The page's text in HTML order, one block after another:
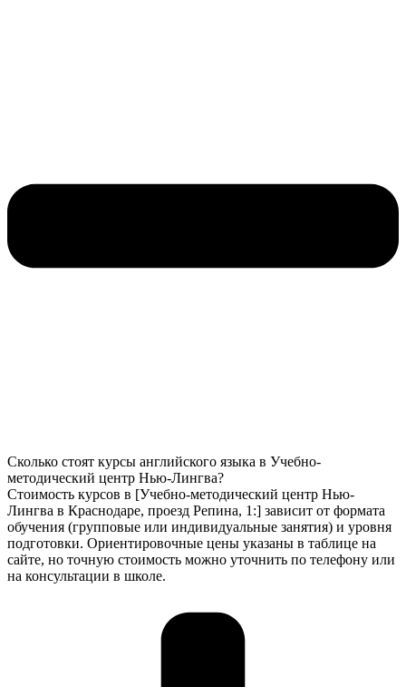
Сколько стоят курсы английского языка в Учебно-
методический центр Нью-Лингва?
Стоимость курсов в [Учебно-методический центр Нью-
Лингва в Краснодаре, проезд Репина, 1:] зависит от формата
обучения (групповые или индивидуальные занятия) и уровня
подготовки. Ориентировочные цены указаны в таблице на
сайте, но точную стоимость можно уточнить по телефону или
на консультации в школе.